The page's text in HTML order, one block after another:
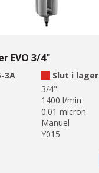
EVO 3/4"
3A
Slut i lager
3/4"
1400 l/min
0.01 micron
Manuel
Y015